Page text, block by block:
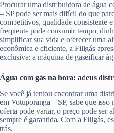
Procurar uma distribuidora de água
– SP pode ser mais difícil do que
competitivos, qualidade consistente
frequente pode consumir tempo,
simplificar sua vida e oferecer uma
econômica e eficiente, a Fillgás
exclusiva: a máquina de gaseificar
Água com gás na hora: adeus
Se você já tentou encontrar uma
em Votuporanga – SP, sabe que isso
oferta pode variar, o preço pode ser
sempre é garantida. Com a Fillgás,
trás.